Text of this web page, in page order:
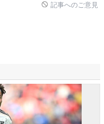
記事へのご意見